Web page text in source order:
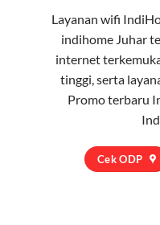
Layanan wifi
indihome Juhar
internet
tinggi, serta
Promo terbaru
Cek ODP